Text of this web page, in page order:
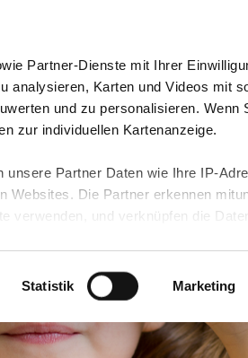
Partner-Dienste mit Ihrer
analysieren, Karten und Videos mit
und zu personalisieren. Wenn
zur individuellen Kartenanzeige.
Partner Daten wie Ihre IP-
Websites. Die Partner erkennen
verwenden, und verknüpfen die Daten
und in unsererCookie-
Zwecke aktiviert sind, müssen Sie
Statistik Marketing
& Themen Jobs & Karriere